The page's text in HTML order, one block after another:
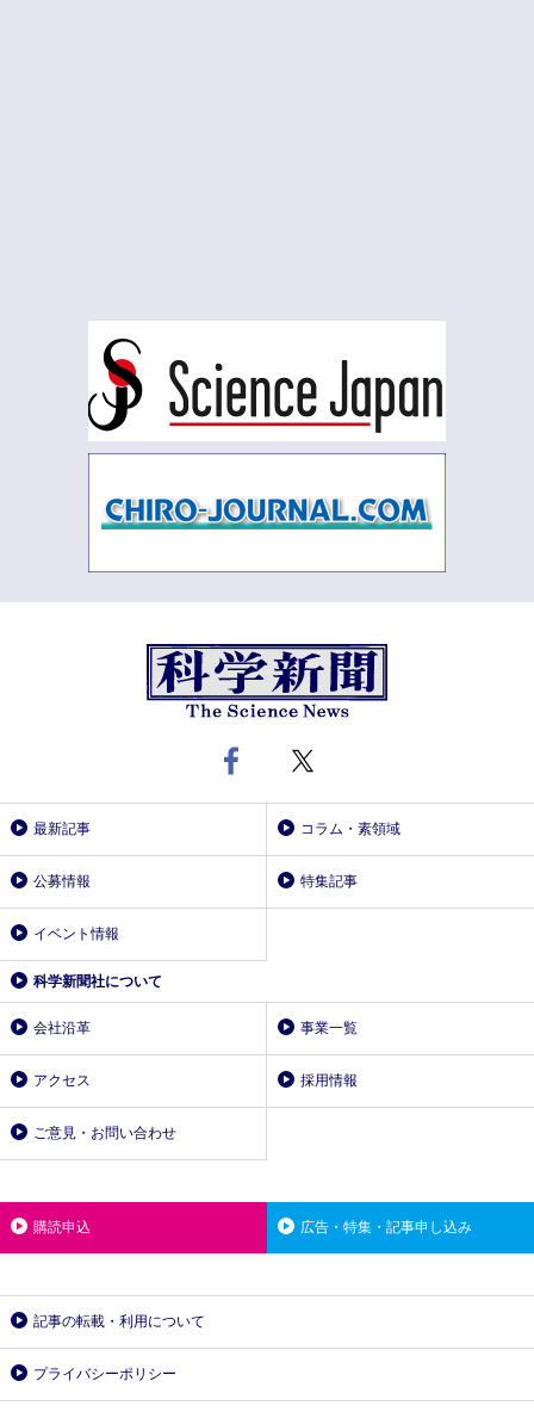
最新記事 コラム・素領域
公募情報 特集記事
イベント情報
科学新聞社について
会社沿革 事業一覧
アクセス 採用情報
ご意見・お問い合わせ
購読申込 広告・特集・記事申し込み
記事の転載・利用について
プライバシーポリシー